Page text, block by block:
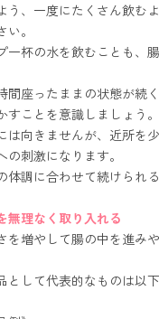
う、一度にたくさん飲む
。
一杯の水を飲むことも、
間座ったままの状態が続
ことを意識しましょう。
は向きませんが、近所を
刺激になります。
体調に合わせて続けられ
無理なく取り入れる
を増やして腸の中を進み
として代表的なものは以下